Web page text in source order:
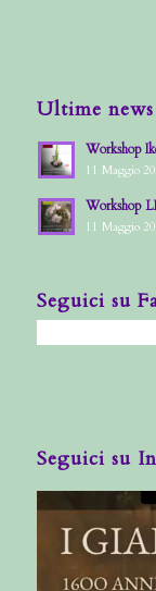
Ultime news
Workshop
11 Maggio
Workshop
11 Maggio
Seguici su
Seguici su